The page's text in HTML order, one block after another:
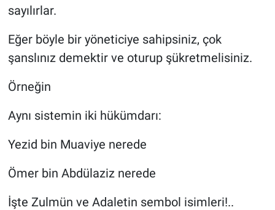
sayılırlar.
Eğer böyle bir yöneticiye sahipsiniz, çok
şanslınız demektir ve oturup şükretmelisiniz.
Örneğin
Aynı sistemin iki hükümdarı:
Yezid bin Muaviye nerede
Ömer bin Abdülaziz nerede
İşte Zulmün ve Adaletin sembol isimleri!..